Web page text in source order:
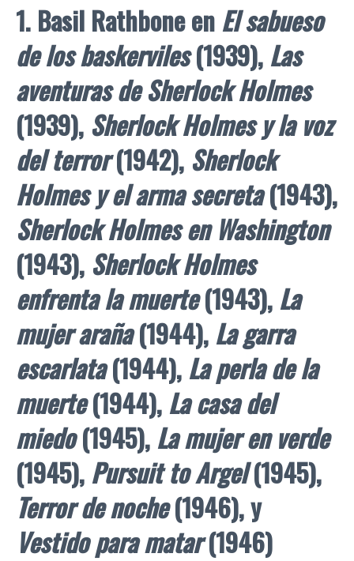
1. Basil Rathbone en El sabueso
de los baskerviles(1939), Las
aventuras de Sherlock Holmes
(1939), Sherlock Holmes y la voz
del terror(1942), Sherlock
Holmes y el arma secreta(1943),
Sherlock Holmes en Washington
(1943), Sherlock Holmes
enfrenta la muerte(1943), La
mujer araña(1944), La garra
escarlata(1944), La perla de la
muerte(1944), La casa del
miedo(1945), La mujer en verde
(1945), Pursuit to Argel(1945),
Terror de noche(1946), y
Vestido para matar(1946)